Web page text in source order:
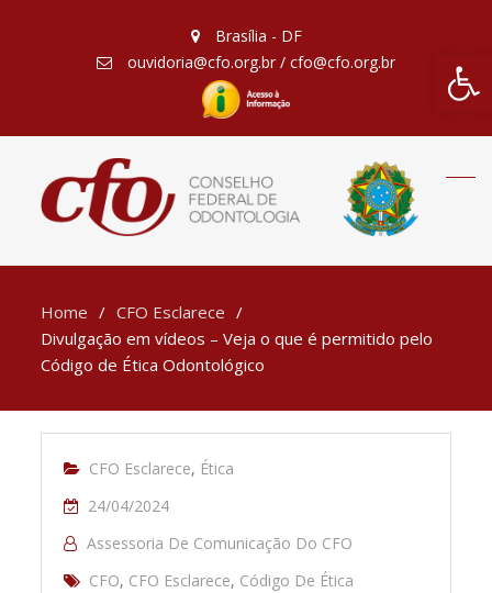
Barra
Brasília - DF
ouvidoria@cfo.org.br / cfo@cfo.org.br
Home
CFO Esclarece
Divulgação em vídeos – Veja o que é permitido pelo
Código de Ética Odontológico
CFO Esclarece, Ética
24/04/2024
Assessoria De Comunicação Do CFO
CFO, CFO Esclarece, Código De Ética